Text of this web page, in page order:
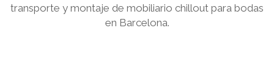
transporte y montaje de mobiliario chillout para bodas
en Barcelona.